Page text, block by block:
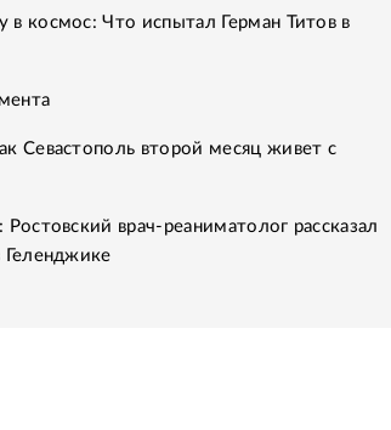
космос: Что испытал Герман Титов в
Севастополь второй месяц живет с
врач-реаниматолог рассказал
Геленджике